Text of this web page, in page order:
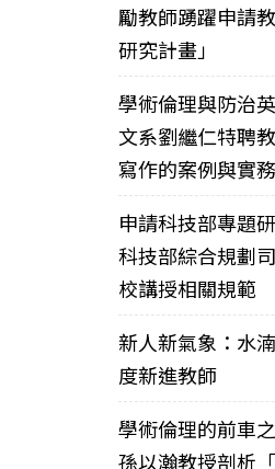
勵教師踴躍申請
研究計畫」
學術倫理與防治
文系劉繼仁特聘
寫作的案例與實
申請科技部專題
科技部綜合規劃
校講授相關規範
新人新氣象：水
度新進教師
學術倫理的前車
孫以瀚教授剖析